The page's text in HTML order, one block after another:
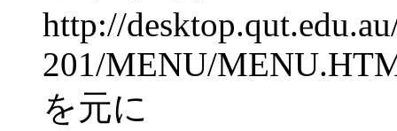
http://
201/MENU/
を元に